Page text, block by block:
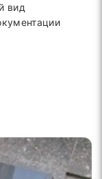
вид